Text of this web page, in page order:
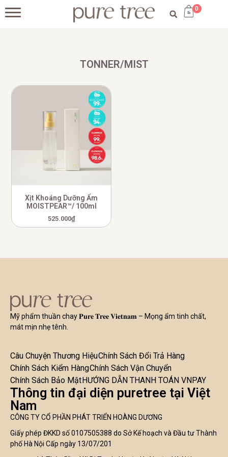
0
TONNER/MIST
Xịt Khoáng Dưỡng Ẩm
MOISTPEAR™/ 100ml
525.000₫
Mỹ phẩm thuần chay 𝐏𝐮𝐫𝐞 𝐓𝐫𝐞𝐞 𝐕𝐢𝐞𝐭𝐧𝐚𝐦 – Mọng ẩm tinh chất,
mát mịn nhẹ tênh.
Câu Chuyện Thương HiệuChính Sách Đổi Trả Hàng
Chính Sách Kiểm HàngChính Sách Vận Chuyển
Chính Sách Bảo Mật HƯỚNG DẪN THANH TOÁN VNPAY
Thông tin đại diện puretree tại Việt
Nam
CÔNG TY CỔ PHẦN PHÁT TRIỂN HOÀNG DƯƠNG
Giấy phép ĐKKD số 0107505388 do Sở Kế hoạch và Đầu tư Thành
phố Hà Nội Cấp ngày 13/07/201